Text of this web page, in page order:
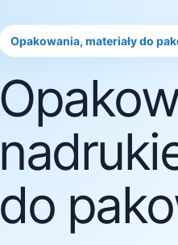
Opakowania, materiały do
do